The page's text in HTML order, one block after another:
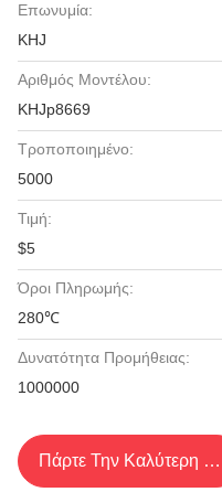
Επωνυμία:
KHJ
Αριθμός Μοντέλου:
KHJp8669
Τροποποιημένο:
5000
Τιμή:
$5
Όροι Πληρωμής:
280℃
Δυνατότητα Προμήθειας:
1000000
Πάρτε Την Καλύτερη